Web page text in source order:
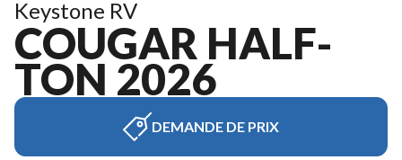
Keystone RV
COUGAR HALF-
TON 2026
DEMANDE DE PRIX